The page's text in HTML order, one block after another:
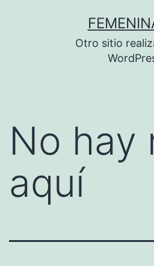
Otro sitio
No hay
aquí